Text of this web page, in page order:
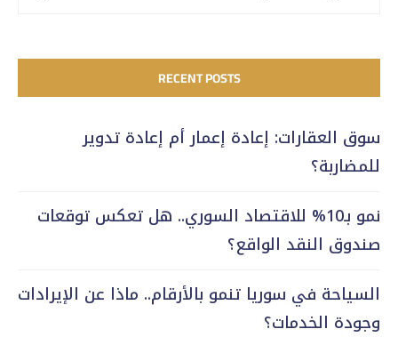
RECENT POSTS
سوق العقارات: إعادة إعمار أم إعادة تدوير
للمضاربة؟
نمو بـ10% للاقتصاد السوري.. هل تعكس توقعات
صندوق النقد الواقع؟
السياحة في سوريا تنمو بالأرقام.. ماذا عن الإيرادات
وجودة الخدمات؟